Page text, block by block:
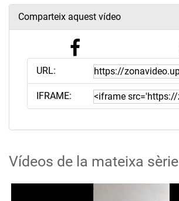
Comparteix aquest vídeo
URL:
IFRAME:
Vídeos de la mateixa sèrie